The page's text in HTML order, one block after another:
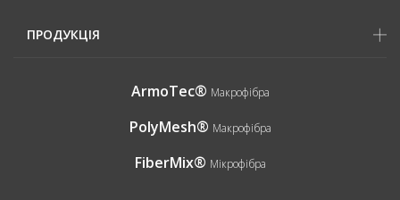
ПРОДУКЦІЯ
ArmoTec® Макрофібра
PolyMesh® Макрофібра
FiberMix® Мікрофібра